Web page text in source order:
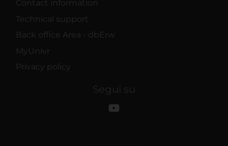
Contact information
Technical support
Back office Area - dbErw
MyUnivr
Privacy policy
Segui su